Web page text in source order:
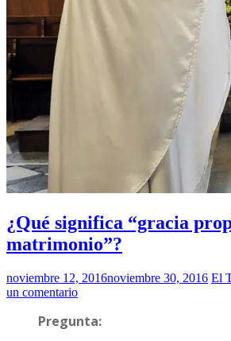
¿Qué significa “gracia
matrimonio”?
noviembre 12, 2016noviembre 30, 2016 El
un comentario
Pregunta: